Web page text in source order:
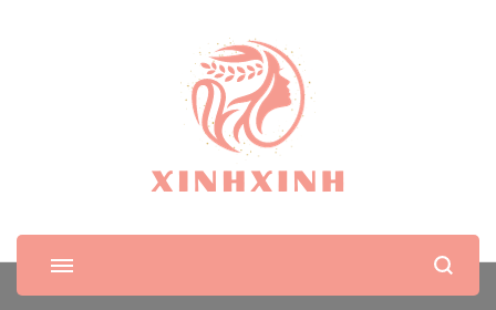
XinhXinh
Trang tin tức cho phái đẹp